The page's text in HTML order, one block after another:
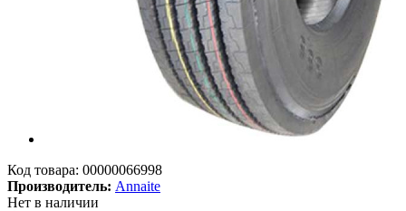
Код товара: 00000066998
Производитель: Annaite
Нет в наличии